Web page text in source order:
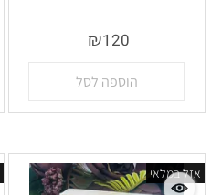
₪120
הוספה לסל
אזל במלאי